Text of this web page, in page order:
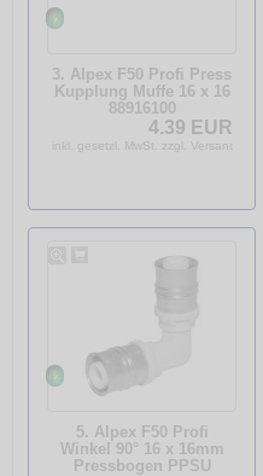
3. Alpex F50 Profi Press
Kupplung Muffe 16 x 16
88916100
4.39 EUR
inkl. gesetzl. MwSt. zzgl.
5. Alpex F50 Profi
Winkel 90° 16 x 16mm
Pressbogen PPSU